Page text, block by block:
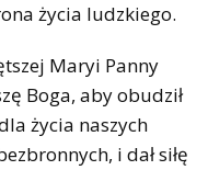
życia ludzkiego.
Maryi Panny
Boga, aby obudził
życia naszych
i dał siłę